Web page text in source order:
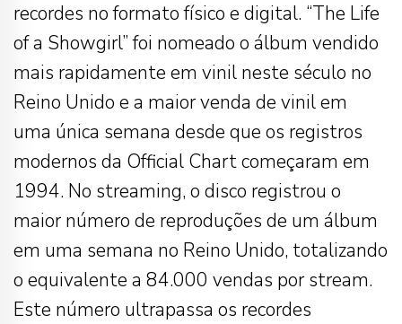
recordes no formato físico e digital. “The Life
of a Showgirl” foi nomeado o álbum vendido
mais rapidamente em vinil neste século no
Reino Unido e a maior venda de vinil em
uma única semana desde que os registros
modernos da Official Chart começaram em
1994. No streaming, o disco registrou o
maior número de reproduções de um álbum
em uma semana no Reino Unido, totalizando
o equivalente a 84.000 vendas por stream.
Este número ultrapassa os recordes